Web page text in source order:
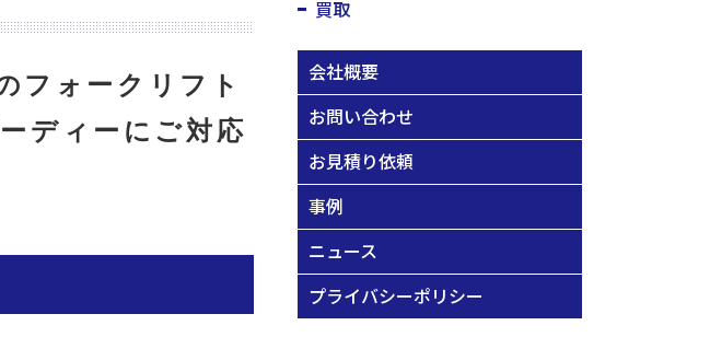
フォークリフト
ディーにご対応
買取
会社概要
お問い合わせ
お見積り依頼
事例
ニュース
プライバシーポリシー